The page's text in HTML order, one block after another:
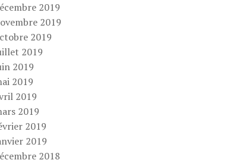
2019
2019
2019
2019
2019
2019
2019
2019
2019
2019
2018